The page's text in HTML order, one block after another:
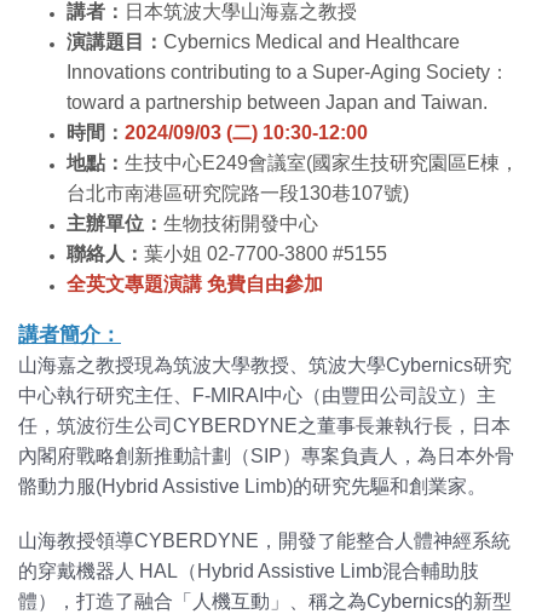
講者： 日本筑波大學山海嘉之教授
演講題目： Cybernics Medical and Healthcare
Innovations contributing to a Super-Aging Society：
toward a partnership between Japan and Taiwan.
時間： 2024/09/03 (二) 10:30-12:00
地點： 生技中心E249會議室(國家生技研究園區E棟，
台北市南港區研究院路一段130巷107號)
主辦單位： 生物技術開發中心
聯絡人： 葉小姐 02-7700-3800 #5155
全英文專題演講 免費自由參加
講者簡介：
山海嘉之教授現為筑波大學教授、筑波大學Cybernics研究
中心執行研究主任、F-MIRAI中心（由豐田公司設立）主
任，筑波衍生公司CYBERDYNE之董事長兼執行長，日本
內閣府戰略創新推動計劃（SIP）專案負責人，為日本外骨
骼動力服(Hybrid Assistive Limb)的研究先驅和創業家。
山海教授領導CYBERDYNE，開發了能整合人體神經系統
的穿戴機器人 HAL（Hybrid Assistive Limb混合輔助肢
體），打造了融合「人機互動」、稱之為Cybernics的新型